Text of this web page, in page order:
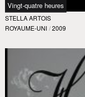
Vingt-quatre heures
STELLA ARTOIS
ROYAUME-UNI / 2009